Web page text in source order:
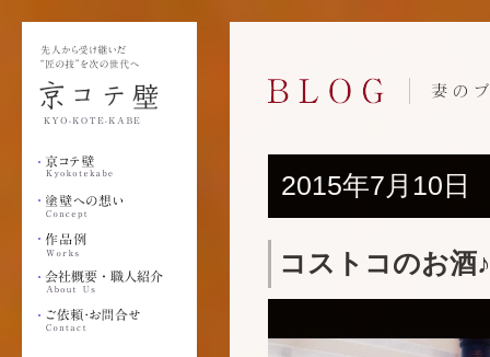
2015年7月10日
コストコのお酒♪